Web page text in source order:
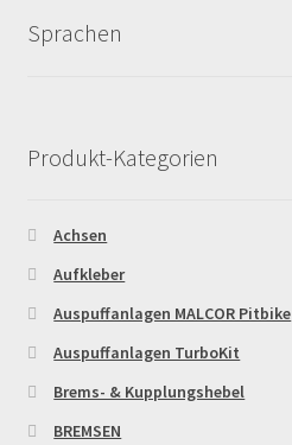
Kontakt
MALCOR PITCROSS / DIRTBIKE
Mein Konto
Member Directory
MERCHANDISE
Sprachen
Produkt-Kategorien
Achsen
Aufkleber
Auspuffanlagen MALCOR Pitbike
Auspuffanlagen TurboKit
Brems- & Kupplungshebel
BREMSEN